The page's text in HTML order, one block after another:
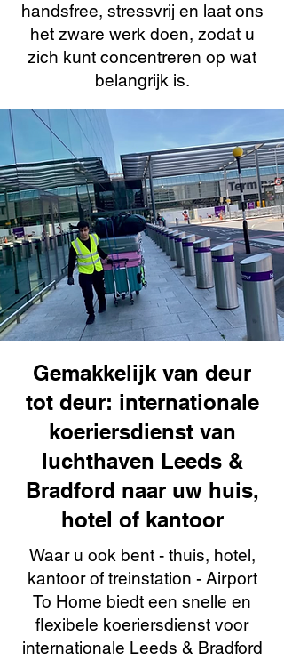
handsfree, stressvrij en laat ons
het zware werk doen, zodat u
zich kunt concentreren op wat
belangrijk is.
Gemakkelijk van deur
tot deur: internationale
koeriersdienst van
luchthaven Leeds &
Bradford naar uw huis,
hotel of kantoor
Waar u ook bent - thuis, hotel,
kantoor of treinstation - Airport
To Home biedt een snelle en
flexibele koeriersdienst voor
internationale Leeds & Bradford